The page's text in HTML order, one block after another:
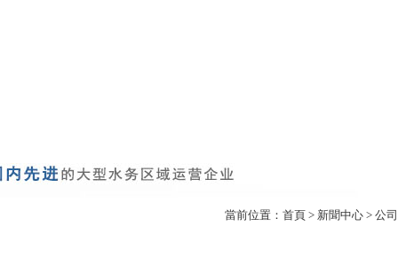
當前位置： 首頁 > 新聞中心 > 公